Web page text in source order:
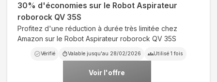
30% d'économies sur le Robot Aspirateur
roborock QV 35S
Profitez d'une réduction à durée très limitée chez
Amazon sur le Robot Aspirateur roborock QV 35S
Vérifié Valable jusqu'au 28/02/2026 Utilisé 1 fois
Voir l'offre